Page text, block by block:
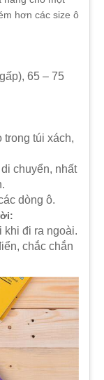
hơn các size ô
65 – 75
trong túi xách,
chuyển, nhất
dòng ô.
khi đi ra ngoài.
chắc chắn